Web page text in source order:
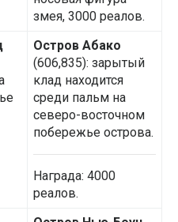
змея, 3000 реалов.
Остров Абако
(606,835): зарытый
клад находится
среди пальм на
северо-восточном
побережье острова.
Награда: 4000
реалов.